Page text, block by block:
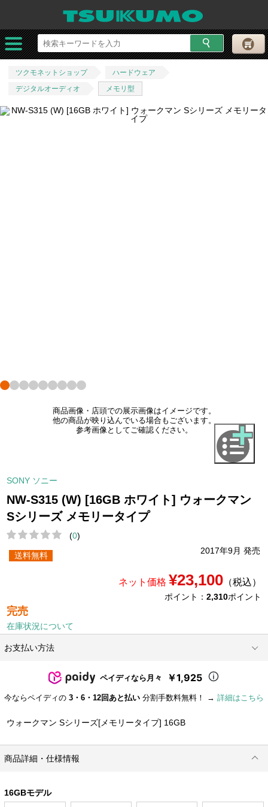
ツクモネットショップ
ハードウェア
デジタルオーディオ
メモリ型
商品画像・店頭での展示画像はイメージです。
他の商品が映り込んでいる場合もございます。
参考画像としてご確認ください。
SONY ソニー
NW-S315 (W) [16GB ホワイト] ウォークマン
Sシリーズ メモリータイプ
(0)
2017年9月 発売
送料無料
ネット価格 ¥23,100（税込）
ポイント： 2,310ポイント
完売
在庫状況について
お支払い方法
ペイディなら月々 ￥1,925
今ならペイディの 3・6・12回あと払い 分割手数料無料！ → 詳細はこちら
ウォークマン Sシリーズ[メモリータイプ] 16GB
商品詳細・仕様情報
16GBモデル